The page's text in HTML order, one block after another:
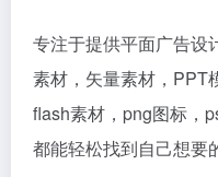
专注于提供平面广告设
素材，矢量素材，PPT
flash素材，png图标，
都能轻松找到自己想要